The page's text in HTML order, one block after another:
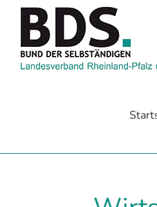
Zum
springen